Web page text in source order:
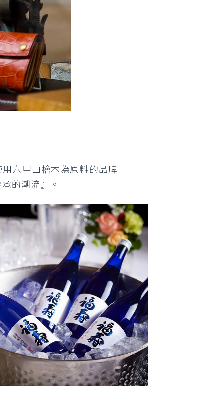
六甲山檜木為原料的品牌
的潮流』。